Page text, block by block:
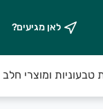
לאן מגיעים?
טבעוניות ומוצרי חלב